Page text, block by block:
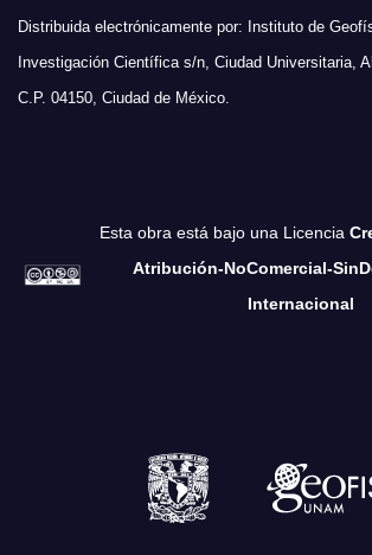
Distribuida electrónicamente por: Instituto de
Investigación Científica s/n, Ciudad Universitaria,
C.P. 04150, Ciudad de México.
Esta obra está bajo una Licencia
Atribución-NoComercial-
Internacional